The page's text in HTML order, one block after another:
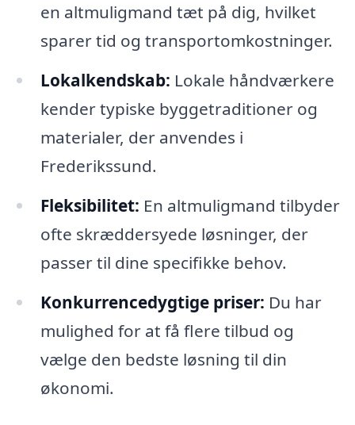
en altmuligmand tæt på dig, hvilket
sparer tid og transportomkostninger.
Lokalkendskab: Lokale håndværkere
kender typiske byggetraditioner og
materialer, der anvendes i
Frederikssund.
Fleksibilitet: En altmuligmand tilbyder
ofte skræddersyede løsninger, der
passer til dine specifikke behov.
Konkurrencedygtige priser: Du har
mulighed for at få flere tilbud og
vælge den bedste løsning til din
økonomi.